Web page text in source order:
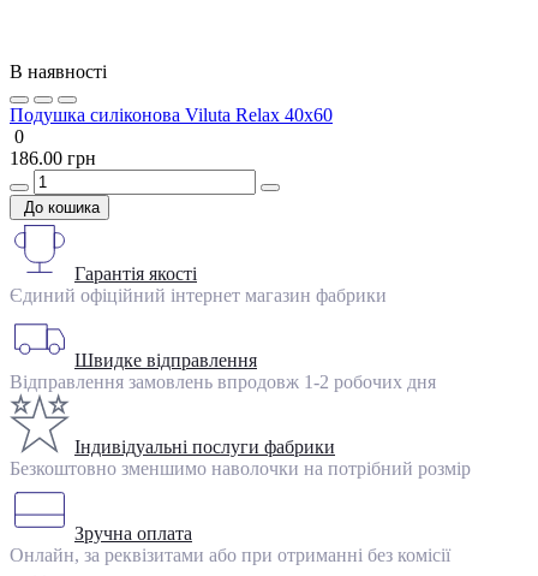
В наявності
Подушка силіконова Viluta Relax 40х60
0
186.00 грн
До кошика
Гарантія якості
Єдиний офіційний інтернет магазин фабрики
Швидке відправлення
Відправлення замовлень впродовж 1-2 робочих дня
Індивідуальні послуги фабрики
Безкоштовно зменшимо наволочки на потрібний розмір
Зручна оплата
Онлайн, за реквізитами або при отриманні без комісії